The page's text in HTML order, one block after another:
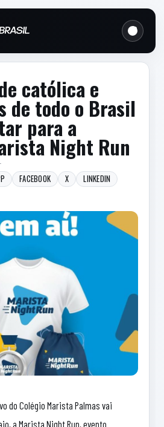
Links
católica e
de todo o Brasil
para a
Night Run
FACEBOOK X
LINKEDIN
do Colégio Marista Palmas vai
a Marista Night Run, evento